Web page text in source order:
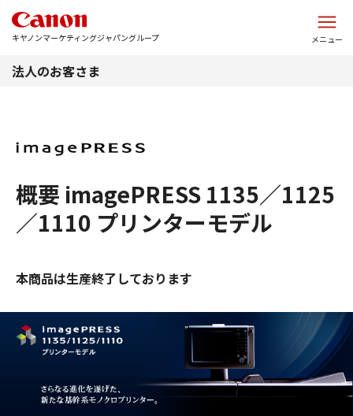
キヤノンマーケティングジャパングループ メニュー
法人のお客さま
概要 imagePRESS 1135／1125
／1110 プリンターモデル
本商品は生産終了しております